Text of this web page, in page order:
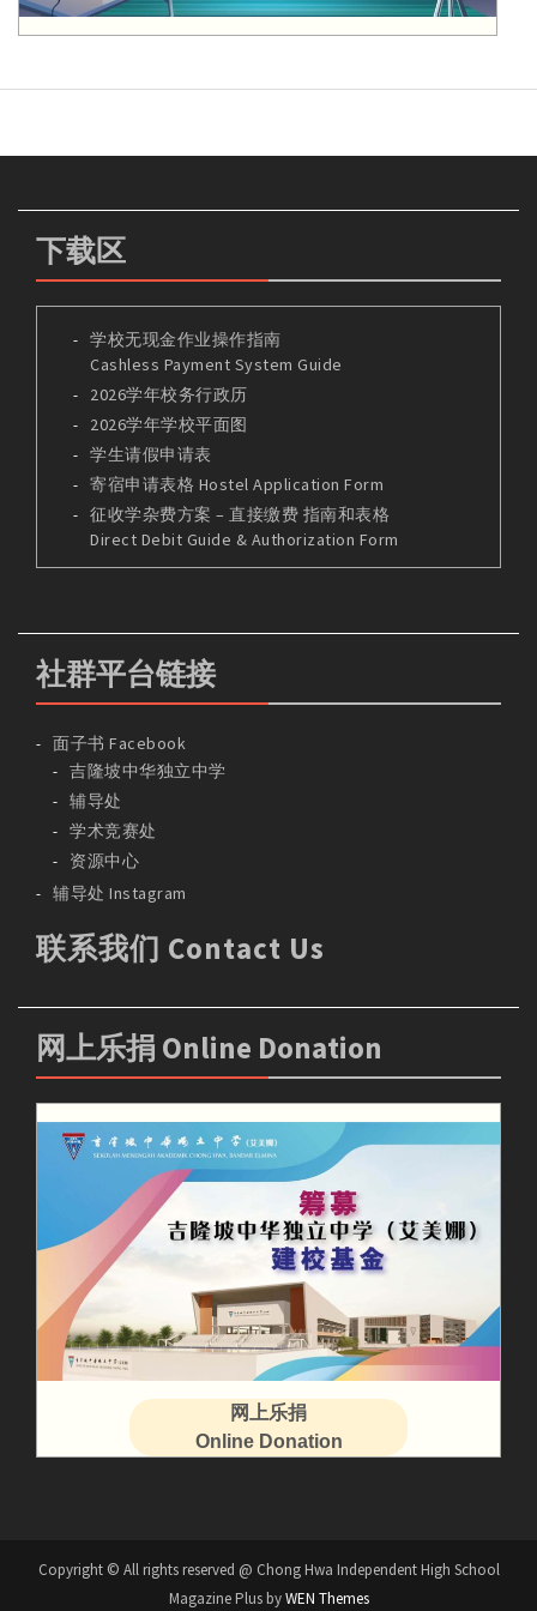
下载区
学校无现金作业操作指南
Cashless Payment System Guide
2026学年校务行政历
2026学年学校平面图
学生请假申请表
寄宿申请表格 Hostel Application Form
征收学杂费方案 – 直接缴费 指南和表格
Direct Debit Guide & Authorization Form
社群平台链接
面子书 Facebook
吉隆坡中华独立中学
辅导处
学术竞赛处
资源中心
辅导处 Instagram
联系我们 Contact Us
网上乐捐 Online Donation
网上乐捐
Online Donation
Copyright © All rights reserved @ Chong Hwa Independent High School
Magazine Plus byWEN Themes